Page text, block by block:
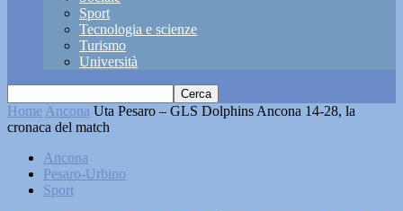
Sport
Tecnologia e scienze
Turismo
Università
Home Ancona Uta Pesaro – GLS Dolphins Ancona 14-28, la
cronaca del match
Ancona
Pesaro-Urbino
Sport